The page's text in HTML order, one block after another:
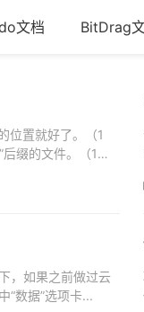
文档 BitDrag
位置就好了。（1
缀的文件。（1
，如果之前做过云
“数据”选项卡...